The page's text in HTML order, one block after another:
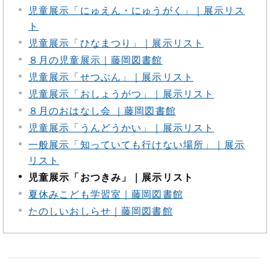
児童展示「にゅえん・にゅうがく」｜展示リス
ト
児童展示「ひなまつり」｜展示リスト
８月の児童展示｜藤岡図書館
児童展示「せつぶん」｜展示リスト
児童展示「おしょうがつ」｜展示リスト
８月のおはなし会 ｜藤岡図書館
児童展示「うんどうかい」｜展示リスト
一般展示「知っていても行けない場所」｜展示
リスト
児童展示「おつきみ」｜展示リスト
夏休みこども学習室｜藤岡図書館
たのしいおしらせ｜藤岡図書館